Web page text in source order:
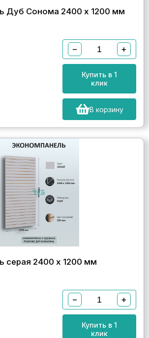
Дуб Сонома 2400 х 1200 мм
− +
Купить в 1
клик
В корзину
серая 2400 х 1200 мм
− +
Купить в 1
клик